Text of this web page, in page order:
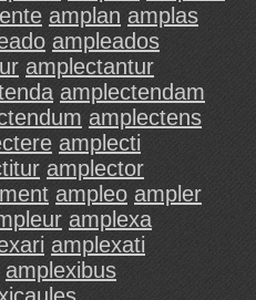
amplan amplas
ampleados
amplectantur
amplectendam
amplectens
amplecti
amplector
ampleo ampler
amplexa
amplexati
amplexibus